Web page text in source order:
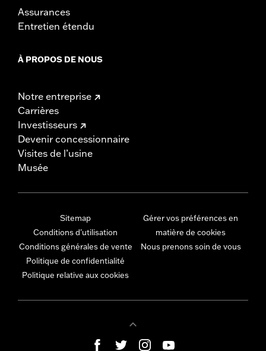
Assurances
Entretien étendu
À PROPOS DE NOUS
Notre entreprise
Carrières
Investisseurs
Devenir concessionnaire
Visites de l’usine
Musée
Sitemap
Conditions d'utilisation
Conditions générales de vente
Politique de confidentialité
Politique relative aux cookies
Gérer vos préférences en
matière de cookies
Nous prenons soin de vous